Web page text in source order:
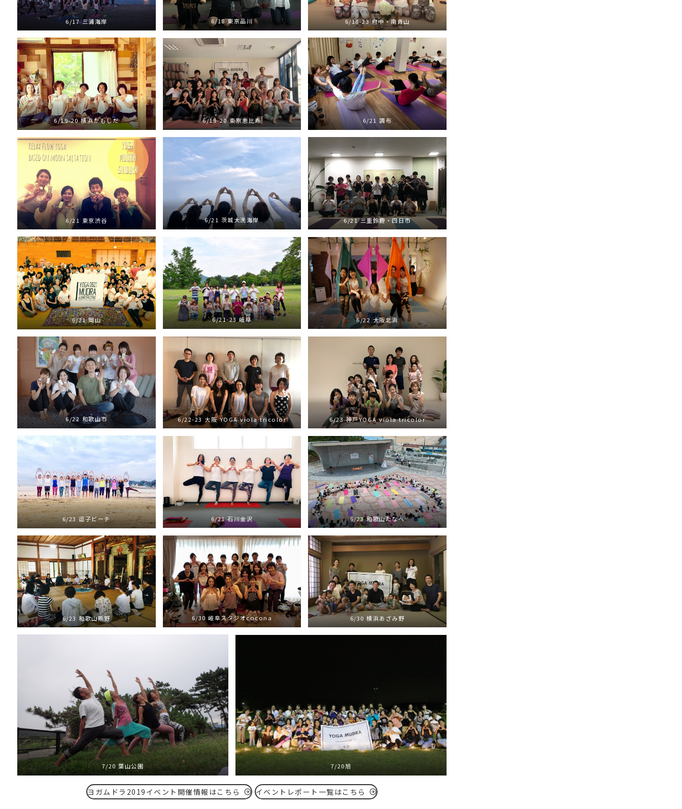
6/17 三浦海岸 6/18 東京品川 6/18-23 府中・南青山
6/19-20 横浜かもしだ 6/19-20 東京恵比寿 6/21 調布
6/21 東京渋谷 6/21 茨城大洗海岸 6/21 三重鈴鹿・四日市
6/21 岡山 6/21-23 岐阜 6/22 大阪北浜
6/22 和歌山市 6/22-23 大阪 YOGA viola tricolor 6/23 神戸YOGA viola tricolor
6/23 逗子ビーチ 6/23 石川金沢 6/23 和歌山たなべ
6/23 和歌山熊野 6/30 岐阜スタジオcocona 6/30 横浜あざみ野
7/20 葉山公園 7/20旭
ヨガムドラ2019イベント開催情報はこちら イベントレポート一覧はこちら